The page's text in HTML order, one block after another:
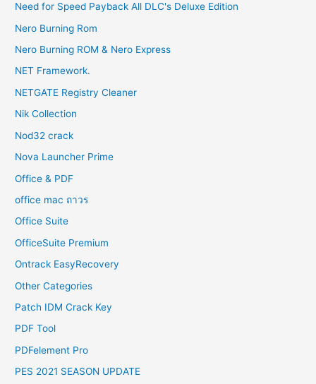
Need for Speed Payback All DLC's Deluxe Edition
Nero Burning Rom
Nero Burning ROM & Nero Express
NET Framework.
NETGATE Registry Cleaner
Nik Collection
Nod32 crack
Nova Launcher Prime
Office & PDF
office mac ถาวร
Office Suite
OfficeSuite Premium
Ontrack EasyRecovery
Other Categories
Patch IDM Crack Key
PDF Tool
PDFelement Pro
PES 2021 SEASON UPDATE